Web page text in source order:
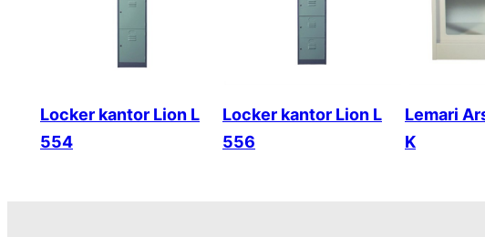
Locker kantor Lion L
554
Locker kantor Lion L
556
Lemari
K